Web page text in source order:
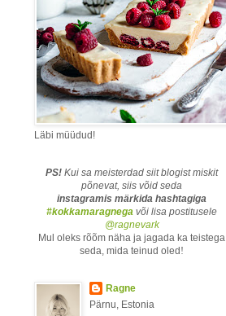
Läbi müüdud!
PS! Kui sa meisterdad siit blogist miskit
põnevat, siis võid seda
instagramis märkida hashtagiga
#kokkamaragnega või lisa postitusele
@ragnevark
Mul oleks rõõm näha ja jagada ka teistega
seda, mida teinud oled !
Ragne
Pärnu, Estonia